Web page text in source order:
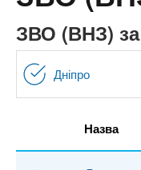
n
t
s
.
и
х
з
а
к
а
ЗВО (ВНЗ) за
Дніпро
Назва